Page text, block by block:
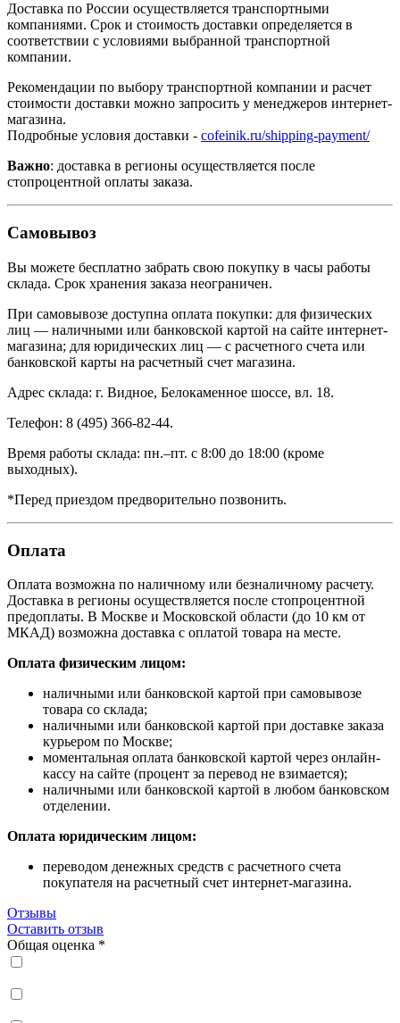
Доставка по России осуществляется транспортными
компаниями. Срок и стоимость доставки определяется в
соответствии с условиями выбранной транспортной
компании.
Рекомендации по выбору транспортной компании и расчет
стоимости доставки можно запросить у менеджеров интернет-
магазина.
Подробные условия доставки - cofeinik.ru/shipping-payment/
Важно: доставка в регионы осуществляется после
стопроцентной оплаты заказа.
Самовывоз
Вы можете бесплатно забрать свою покупку в часы работы
склада. Срок хранения заказа неограничен.
При самовывозе доступна оплата покупки: для физических
лиц — наличными или банковской картой на сайте интернет-
магазина; для юридических лиц — с расчетного счета или
банковской карты на расчетный счет магазина.
Адрес склада: г. Видное, Белокаменное шоссе, вл. 18.
Телефон: 8 (495) 366-82-44.
Время работы склада: пн.–пт. с 8:00 до 18:00 (кроме
выходных).
*Перед приездом предворительно позвонить.
Оплата
Оплата возможна по наличному или безналичному расчету.
Доставка в регионы осуществляется после стопроцентной
предоплаты. В Москве и Московской области (до 10 км от
МКАД) возможна доставка с оплатой товара на месте.
Оплата физическим лицом:
наличными или банковской картой при самовывозе
товара со склада;
наличными или банковской картой при доставке заказа
курьером по Москве;
моментальная оплата банковской картой через онлайн-
кассу на сайте (процент за перевод не взимается);
наличными или банковской картой в любом банковском
отделении.
Оплата юридическим лицом:
переводом денежных средств с расчетного счета
покупателя на расчетный счет интернет-магазина.
Отзывы
Оставить отзыв
Общая оценка *